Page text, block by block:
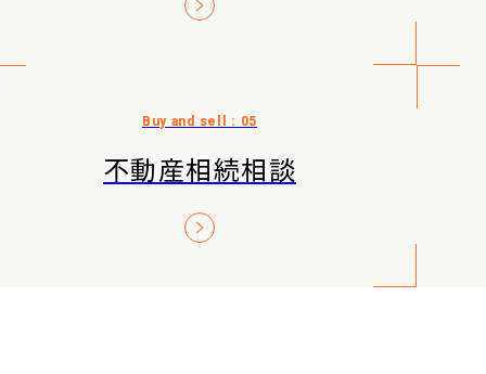
不動産相続相談